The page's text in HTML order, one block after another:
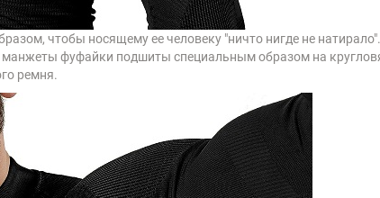
чтобы носящему ее человеку "ничто нигде не
манжеты фуфайки подшиты специальным образом на
ремня.